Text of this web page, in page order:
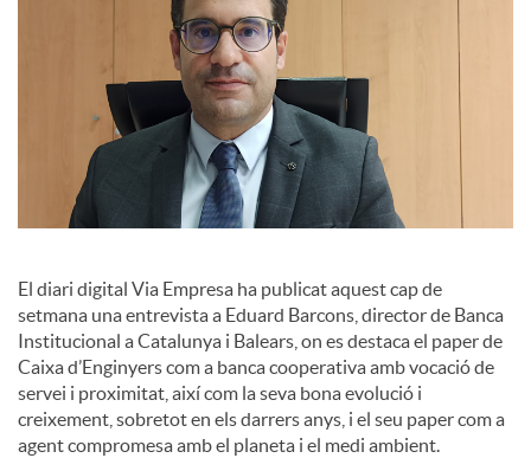
El diari digital Via Empresa ha publicat aquest cap de
setmana una entrevista a Eduard Barcons, director de Banca
Institucional a Catalunya i Balears, on es destaca el paper de
Caixa d’Enginyers com a banca cooperativa amb vocació de
servei i proximitat, així com la seva bona evolució i
creixement, sobretot en els darrers anys, i el seu paper com a
agent compromesa amb el planeta i el medi ambient.